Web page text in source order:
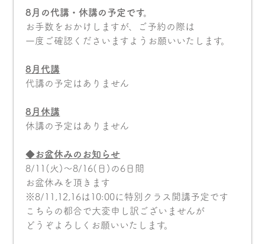
8月の代講・休講の予定です。
お手数をおかけしますが、ご予約の際は
一度ご確認くださいますようお願いいたします。
8月代講
代講の予定はありません
8月休講
休講の予定はありません
◆お盆休みのお知らせ
8/11(火)〜8/16(日)の6日間
お盆休みを頂きます
※8/11,12,16は10:00に特別クラス開講予定です
こちらの都合で大変申し訳ございませんが
どうぞよろしくお願いいたします。